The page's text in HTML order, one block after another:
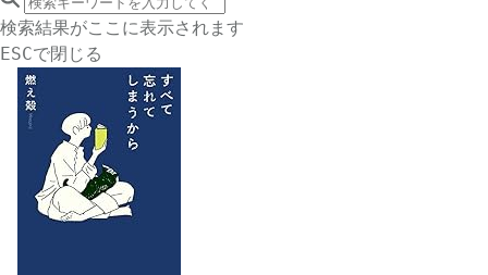
サイト内検索
検索結果がここに表示されます
ESCで閉じる